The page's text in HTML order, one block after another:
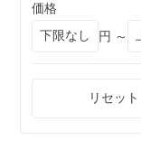
価格
円 ～
リセット